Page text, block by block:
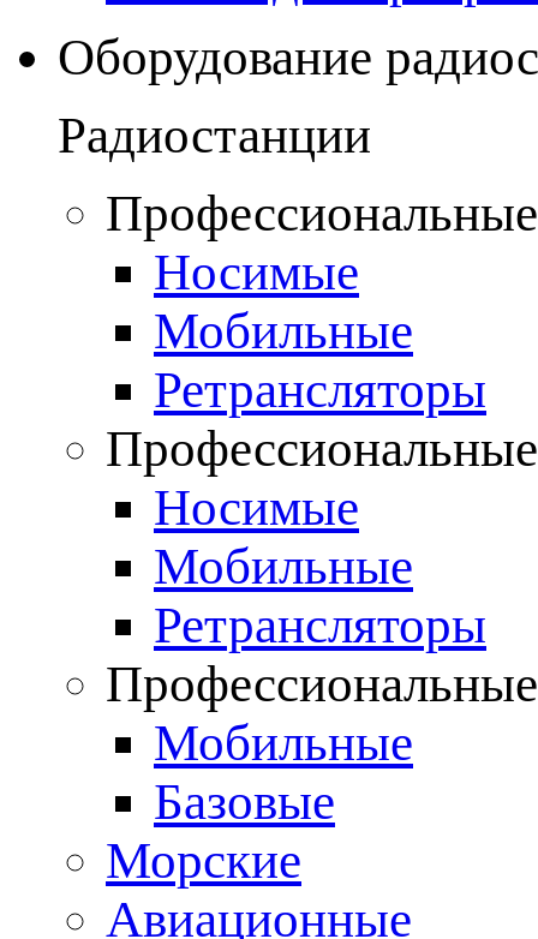
Оборудование
Радиостанции
Носимые
Мобильные
Ретрансляторы
Носимые
Мобильные
Ретрансляторы
Мобильные
Базовые
Морские
Авиационные